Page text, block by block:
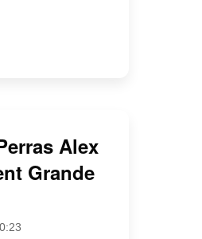
Alex
Grande